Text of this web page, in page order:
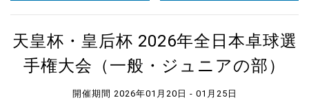
天皇杯・皇后杯 2026年全日本卓球選
手権大会（一般・ジュニアの部）
開催期間 2026年01月20日 - 01月25日